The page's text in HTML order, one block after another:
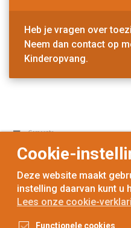
Heb je vragen over
Neem dan contact op
Kinderopvang.
voorinwoners,met
Cookie-
Deze website maakt
instelling daarvan kunt u
Lees onze cookie-
Functionele cookies